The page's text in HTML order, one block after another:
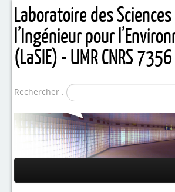
Laboratoire des
l’Ingénieur pour
(LaSIE) - UMR CNRS 7356
Rechercher :